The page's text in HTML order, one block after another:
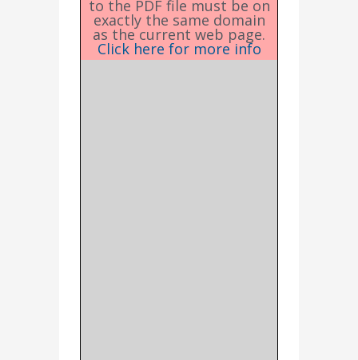
to the PDF file must be on
exactly the same domain
as the current web page.
Click here for more info